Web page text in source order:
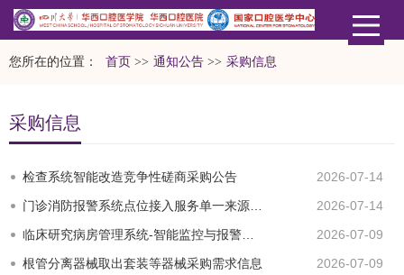
您所在的位置： 首页 >> 通知公告 >> 采购信息
采购信息
检查系统智能改造竞争性磋商采购公告
2026-07-14
2026-07-14
2026-07-09
根管分离器械取出套装等器械采购需求信息
2026-07-09